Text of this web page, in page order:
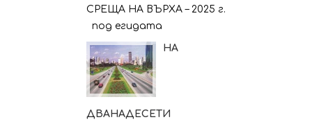
СРЕЩА НА ВЪРХА – 2025 г.
под егидата
НА
ДВАНАДЕСЕТИ